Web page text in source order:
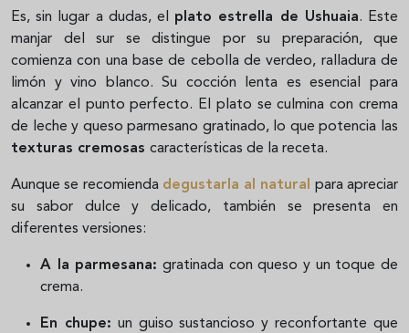
Es, sin lugar a dudas, el plato estrella de Ushuaia. Este
manjar del sur se distingue por su preparación, que
comienza con una base de cebolla de verdeo, ralladura de
limón y vino blanco. Su cocción lenta es esencial para
alcanzar el punto perfecto. El plato se culmina con crema
de leche y queso parmesano gratinado, lo que potencia las
texturas cremosas características de la receta.
Aunque se recomienda degustarla al natural para apreciar
su sabor dulce y delicado, también se presenta en
diferentes versiones:
A la parmesana: gratinada con queso y un toque de
crema.
En chupe: un guiso sustancioso y reconfortante que